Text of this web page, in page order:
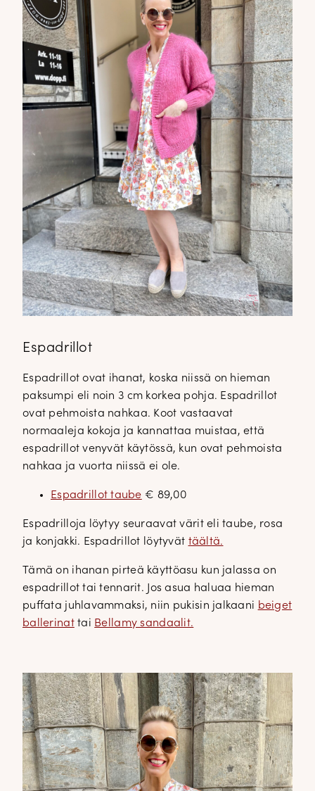
Espadrillot
Espadrillot ovat ihanat, koska niissä on hieman
paksumpi eli noin 3 cm korkea pohja. Espadrillot
ovat pehmoista nahkaa. Koot vastaavat
normaaleja kokoja ja kannattaa muistaa, että
espadrillot venyvät käytössä, kun ovat pehmoista
nahkaa ja vuorta niissä ei ole.
Espadrillot taube € 89,00
Espadrilloja löytyy seuraavat värit eli taube, rosa
ja konjakki. Espadrillot löytyvät täältä.
Tämä on ihanan pirteä käyttöasu kun jalassa on
espadrillot tai tennarit. Jos asua haluaa hieman
puffata juhlavammaksi, niin pukisin jalkaani beiget
ballerinattai Bellamy sandaalit.